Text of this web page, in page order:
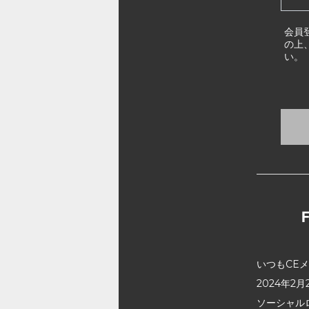
会員
の上
い。
いつもCE
2024年2月
ソーシャ